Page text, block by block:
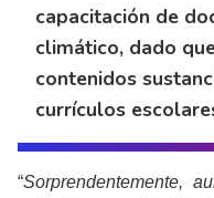
capacitación de
climático, dado
contenidos
currículos
“Sorprendentemente,